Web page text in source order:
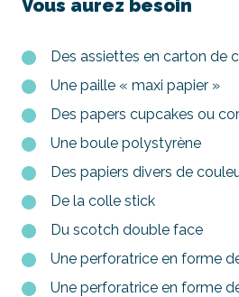
Vous aurez besoin
Des assiettes en carton de
Une paille « maxi papier »
Des papers cupcakes ou
Une boule polystyrène
Des papiers divers de
De la colle stick
Du scotch double face
Une perforatrice en forme
Une perforatrice en forme